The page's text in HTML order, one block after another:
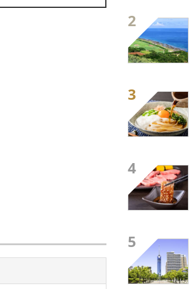
2
3
4
5